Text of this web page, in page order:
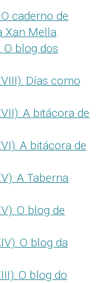
caderno de
Xan Mella.
O blog dos
Días como
A bitácora de
A bitácora de
A Taberna
O blog de
O blog da
O blog do